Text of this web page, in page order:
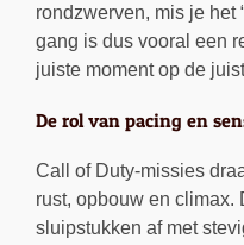
rondzwerven, mis je het
gang is dus vooral een
juiste moment op de
De rol van pacing en
Call of Duty-missies
rust, opbouw en climax.
sluipstukken af met